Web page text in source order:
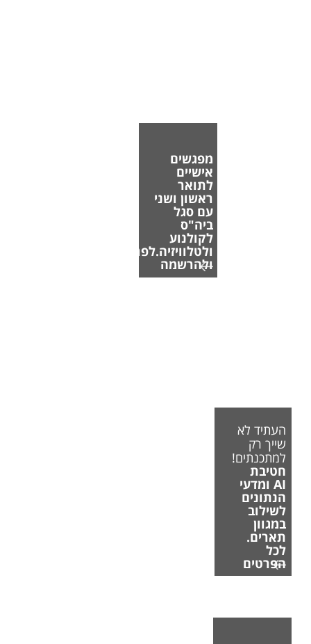
מפגשים
אישיים
לתואר
ראשון ושני
עם סגל
ביה"ס
לקולנוע
ולטלוויזיה.לפרטים
ולהרשמה
העתיד לא
שייך רק
למתכנתים!
חטיבת
AI ומדעי
הנתונים
לשילוב
במגוון
תארים.
לכל
הפרטים